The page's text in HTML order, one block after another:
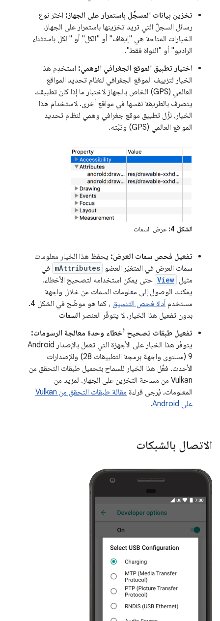
تخزين بيانات المسجِّل باستمرار على الجهاز: اختَر نوع
رسائل السجلّ التي تريد تخزينها باستمرار على الجهاز.
الخيارات المتاحة هي "إيقاف" أو "الكل" أو "الكل باستثناء
الراديو" أو "النواة فقط".
اختيار تطبيق الموقع الجغرافي الوهمي: استخدِم هذا
الخيار لتزييف الموقع الجغرافي لنظام تحديد المواقع
العالمي (GPS) الخاص بالجهاز لاختبار ما إذا كان تطبيقك
يتصرف بالطريقة نفسها في مواقع أخرى. لاستخدام هذا
الخيار، نزِّل تطبيق موقع جغرافي وهمي لنظام تحديد
المواقع العالمي (GPS) وثبِّته.
الشكل 4: عرض السمات
تفعيل فحص سمات العرض: يحفظ هذا الخيار معلومات
سمات العرض في المتغيّر العضو mAttributes في
مثيل View حتى يمكن استخدامه لتصحيح الأخطاء.
يمكنك الوصول إلى معلومات السمات من خلال واجهة
مستخدم أداة فحص التنسيق
، كما هو موضّح في الشكل 4.
بدون تفعيل هذا الخيار، لا يتوفّر العنصر السمات
تفعيل طبقات تصحيح أخطاء وحدة معالجة الرسومات:
يتوفّر هذا الخيار على الأجهزة التي تعمل بالإصدار Android
9 (مستوى واجهة برمجة التطبيقات 28) والإصدارات
الأحدث. فعِّل هذا الخيار للسماح بتحميل طبقات التحقق من
Vulkan من مساحة التخزين على الجهاز. لمزيد من
المعلومات، يُرجى قراءة
مقالة طبقات التحقق من Vulkan
على Android
.
الاتصال بالشبكات